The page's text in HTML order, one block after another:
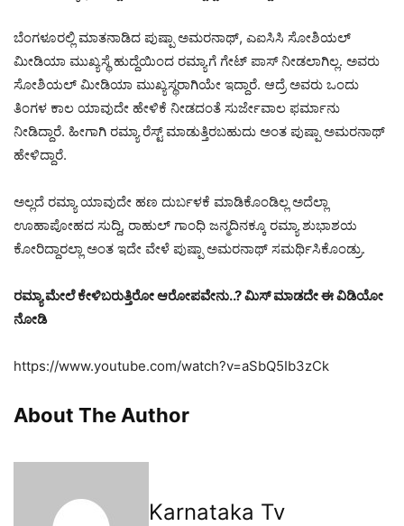
ಬೆಂಗಳೂರಲ್ಲಿ ಮಾತನಾಡಿದ ಪುಷ್ಪಾ ಅಮರನಾಥ್, ಎಐಸಿಸಿ ಸೋಶಿಯಲ್
ಮೀಡಿಯಾ ಮುಖ್ಯಸ್ಥೆ ಹುದ್ದೆಯಿಂದ ರಮ್ಯಾಗೆ ಗೇಟ್ ಪಾಸ್ ನೀಡಲಾಗಿಲ್ಲ. ಅವರು
ಸೋಶಿಯಲ್ ಮೀಡಿಯಾ ಮುಖ್ಯಸ್ಥರಾಗಿಯೇ ಇದ್ದಾರೆ. ಆದ್ರೆ ಅವರು ಒಂದು
ತಿಂಗಳ ಕಾಲ ಯಾವುದೇ ಹೇಳಿಕೆ ನೀಡದಂತೆ ಸುರ್ಜೇವಾಲ ಫರ್ಮಾನು
ನೀಡಿದ್ದಾರೆ. ಹೀಗಾಗಿ ರಮ್ಯಾ ರೆಸ್ಟ್ ಮಾಡುತ್ತಿರಬಹುದು ಅಂತ ಪುಷ್ಪಾ ಅಮರನಾಥ್
ಹೇಳಿದ್ದಾರೆ.
ಅಲ್ಲದೆ ರಮ್ಯಾ ಯಾವುದೇ ಹಣ ದುರ್ಬಳಕೆ ಮಾಡಿಕೊಂಡಿಲ್ಲ ಅದೆಲ್ಲಾ
ಊಹಾಪೋಹದ ಸುದ್ದಿ, ರಾಹುಲ್ ಗಾಂಧಿ ಜನ್ಮದಿನಕ್ಕೂ ರಮ್ಯಾ ಶುಭಾಶಯ
ಕೋರಿದ್ದಾರಲ್ಲಾ ಅಂತ ಇದೇ ವೇಳೆ ಪುಷ್ಪಾ ಅಮರನಾಥ್ ಸಮರ್ಥಿಸಿಕೊಂಡ್ರು.
ರಮ್ಯಾ ಮೇಲೆ ಕೇಳಿಬರುತ್ತಿರೋ ಆರೋಪವೇನು..? ಮಿಸ್ ಮಾಡದೇ ಈ ವಿಡಿಯೋ
ನೋಡಿ
https://www.youtube.com/watch?v=aSbQ5Ib3zCk
About The Author
Karnataka Tv